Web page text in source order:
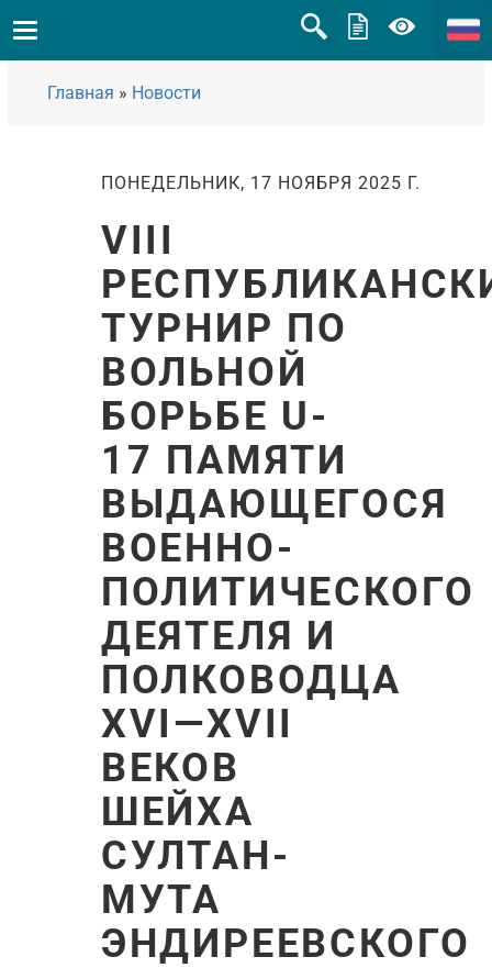
Главная » Новости
ПОНЕДЕЛЬНИК, 17 НОЯБРЯ 2025 Г.
VIII
ТУРНИР ПО
ВОЛЬНОЙ
БОРЬБЕ U-
17 ПАМЯТИ
ВЫДАЮЩЕГОСЯ
ВОЕННО-
ПОЛИТИЧЕСКОГО
ДЕЯТЕЛЯ И
ПОЛКОВОДЦА
XVI—XVII
ВЕКОВ
ШЕЙХА
СУЛТАН-
МУТА
ЭНДИРЕЕВСКОГО